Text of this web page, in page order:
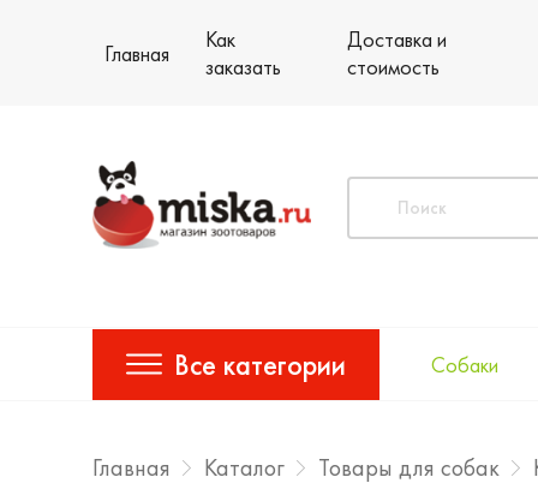
Главная
Как
заказать
Доставка и
стоимость
Все категории Собаки
Главная Каталог Товары для собак